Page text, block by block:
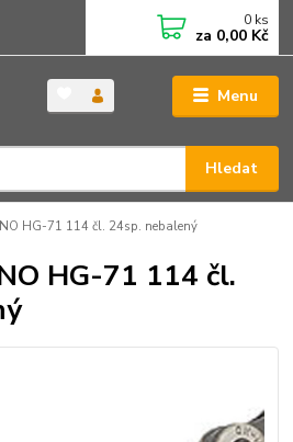
Menu
Hledat
0 ks
za 0,00 Kč
HG-71 114 čl. 24sp. nebalený
HG-71 114 čl.